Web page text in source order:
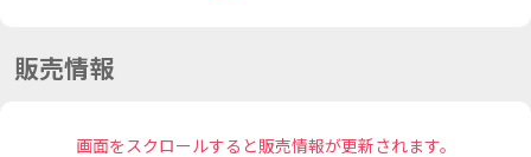
販売情報
画面をスクロールすると販売情報が更新されます。